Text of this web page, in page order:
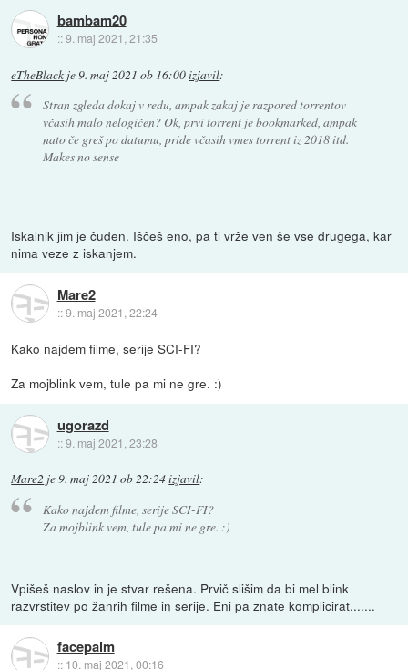
bambam20
::9. maj 2021, 21:35
eTheBlack je9. maj 2021 ob 16:00izjavil:
Stran zgleda dokaj v redu, ampak zakaj je razpored torrentov
včasih malo nelogičen? Ok, prvi torrent je bookmarked, ampak
nato če greš po datumu, pride včasih vmes torrent iz 2018 itd.
Makes no sense
Iskalnik jim je čuden. Iščeš eno, pa ti vrže ven še vse drugega, kar
nima veze z iskanjem.
Mare2
::9. maj 2021, 22:24
Kako najdem filme, serije SCI-FI?
Za mojblink vem, tule pa mi ne gre. :)
ugorazd
::9. maj 2021, 23:28
Mare2 je9. maj 2021 ob 22:24izjavil:
Kako najdem filme, serije SCI-FI?
Za mojblink vem, tule pa mi ne gre. :)
Vpišeš naslov in je stvar rešena. Prvič slišim da bi mel blink
razvrstitev po žanrih filme in serije. Eni pa znate komplicirat.......
facepalm
:: 10. maj 2021, 00:16